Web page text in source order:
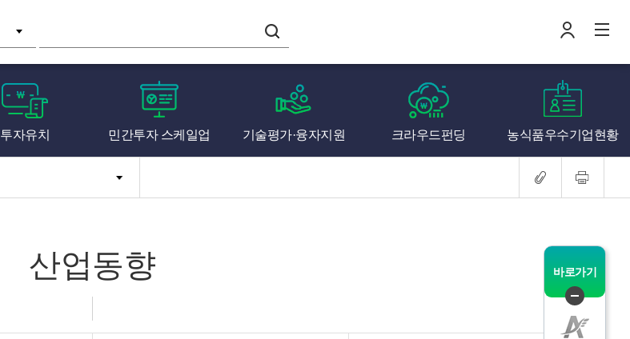
로 전
나의창업일지
투자유치 민간투자 스케일업 기술평가·융자지원 크라우드펀딩 농식품우수기업현황
산업동향 바로가기
퀵
메